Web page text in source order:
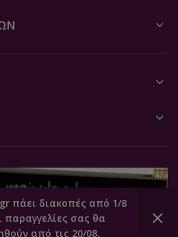
πάει διακοπές από 1/8
παραγγελίες σας θα
από τις 20/08.
0